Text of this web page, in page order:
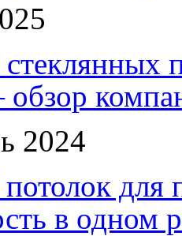
стеклянных
2024
для
в одном